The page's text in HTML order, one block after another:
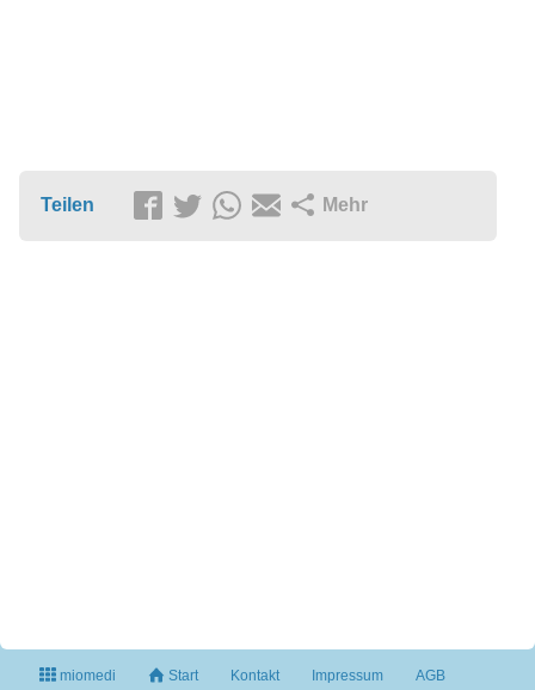
Teilen Mehr
miomedi Start Kontakt Impressum AGB